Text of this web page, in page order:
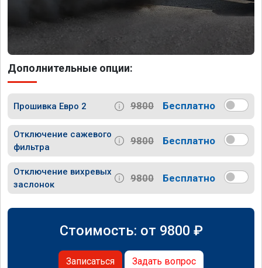
Дополнительные опции:
Прошивка Евро 2 9800 Бесплатно
Отключение сажевого
фильтра
9800 Бесплатно
Отключение вихревых
заслонок
9800 Бесплатно
Стоимость: от 9800 ₽
Записаться Задать вопрос